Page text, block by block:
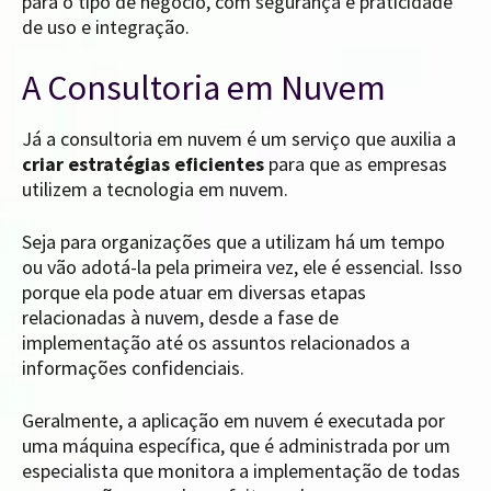
de uso e integração.
A Consultoria em Nuvem
Já a consultoria em nuvem é um serviço que auxilia a
criar estratégias eficientes para que as empresas
utilizem a tecnologia em nuvem.
Seja para organizações que a utilizam há um tempo
ou vão adotá-la pela primeira vez, ele é essencial. Isso
porque ela pode atuar em diversas etapas
relacionadas à nuvem, desde a fase de
implementação até os assuntos relacionados a
informações confidenciais.
Geralmente, a aplicação em nuvem é executada por
uma máquina específica, que é administrada por um
especialista que monitora a implementação de todas